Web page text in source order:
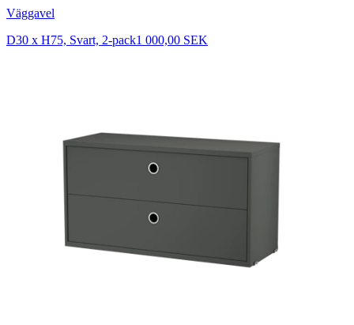
Väggavel
D30 x H75, Svart, 2-pack1 000,00 SEK